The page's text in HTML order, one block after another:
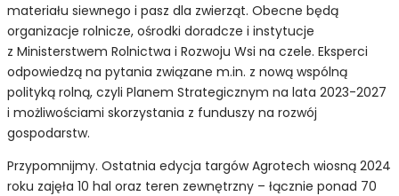
materiału siewnego i pasz dla zwierząt. Obecne będą
organizacje rolnicze, ośrodki doradcze i instytucje
z Ministerstwem Rolnictwa i Rozwoju Wsi na czele. Eksperci
odpowiedzą na pytania związane m.in. z nową wspólną
polityką rolną, czyli Planem Strategicznym na lata 2023-2027
i możliwościami skorzystania z funduszy na rozwój
gospodarstw.
Przypomnijmy. Ostatnia edycja targów Agrotech wiosną 2024
roku zajęła 10 hal oraz teren zewnętrzny – łącznie ponad 70